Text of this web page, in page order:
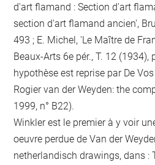
d'art flamand : Section d'art
section d'art flamand ancien',
493 ; E. Michel, 'Le Maître de
Beaux-Arts 6e pér., T. 12 (1934),
hypothèse est reprise par De
Rogier van der Weyden: the
1999, n° B22).
Winkler est le premier à y voir
oeuvre perdue de Van der
netherlandisch drawings, dans :